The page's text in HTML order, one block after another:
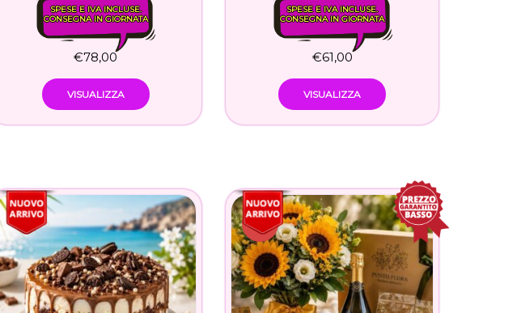
SPESE E IVA INCLUSE.
CONSEGNA IN GIORNATA
€78,00
VISUALIZZA
SPESE E IVA INCLUSE.
CONSEGNA IN GIORNATA
€61,00
VISUALIZZA
-30%